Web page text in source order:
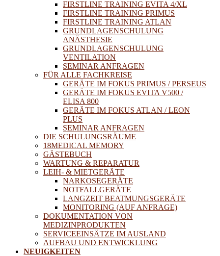
FIRSTLINE TRAINING EVITA 4/XL
FIRSTLINE TRAINING PRIMUS
FIRSTLINE TRAINING ATLAN
GRUNDLAGENSCHULUNG
ANÄSTHESIE
GRUNDLAGENSCHULUNG
VENTILATION
SEMINAR ANFRAGEN
FÜR ALLE FACHKREISE
GERÄTE IM FOKUS PRIMUS / PERSEUS
GERÄTE IM FOKUS EVITA V500 /
ELISA 800
GERÄTE IM FOKUS ATLAN / LEON
PLUS
SEMINAR ANFRAGEN
DIE SCHULUNGSRÄUME
18MEDICAL MEMORY
GÄSTEBUCH
WARTUNG & REPARATUR
LEIH- & MIETGERÄTE
NARKOSEGERÄTE
NOTFALLGERÄTE
LANGZEIT BEATMUNGSGERÄTE
MONITORING (AUF ANFRAGE)
DOKUMENTATION VON
MEDIZINPRODUKTEN
SERVICEEINSÄTZE IM AUSLAND
AUFBAU UND ENTWICKLUNG
NEUIGKEITEN